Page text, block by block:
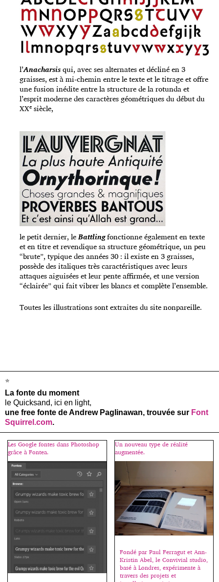
l’Anacharsisqui, avec ses alternates et décliné en 3
graisses, est à mi-chemin entre le texte et le titrage et offre
une fusion inédite entre la structure de la rotunda et
l’esprit moderne des caractères géométriques du début du
XXe siècle,
le petit dernier, leBattlingfonctionne également en texte
et en titre et revendique sa structure géométrique, un peu
“brute”, typique des années 30 : il existe en 3 graisses,
possède des italiques très caractéristiques avec leurs
attaques aiguisées et leur pente affirmée, et une version
“éclairée” qui fait vibrer les blancs et complète l’ensemble.
Toutes les illustrations sont extraites du site nonpareille.
*
La fonte du moment
le Quicksand, ici en light,
une free fonte de Andrew Paglinawan, trouvée sur Font
Squirrel.com.
Les Google fontes dans Photoshop
grâce à Fontea.
Un nouveau type de réalité
augmentée.
Fondé par Paul Ferragut et Ann-
Kristin Abel, le Convivial studio,
basé à Londres, expérimente à
travers des projets et